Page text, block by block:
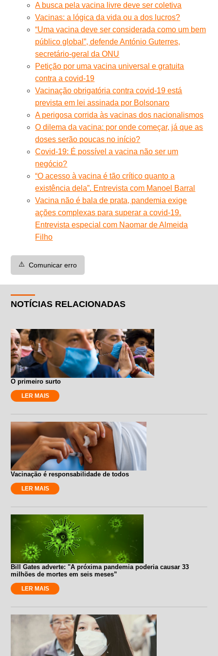
A busca pela vacina livre deve ser coletiva
Vacinas: a lógica da vida ou a dos lucros?
“Uma vacina deve ser considerada como um bem
público global”, defende António Guterres,
secretário-geral da ONU
Petição por uma vacina universal e gratuita
contra a covid-19
Vacinação obrigatória contra covid-19 está
prevista em lei assinada por Bolsonaro
A perigosa corrida às vacinas dos nacionalismos
O dilema da vacina: por onde começar, já que as
doses serão poucas no início?
Covid-19: É possível a vacina não ser um
negócio?
“O acesso à vacina é tão crítico quanto a
existência dela”. Entrevista com Manoel Barral
Vacina não é bala de prata, pandemia exige
ações complexas para superar a covid-19.
Entrevista especial com Naomar de Almeida
Filho
⚠️ Comunicar erro
NOTÍCIAS RELACIONADAS
O primeiro surto
LER MAIS
Vacinação é responsabilidade de todos
LER MAIS
Bill Gates adverte: "A próxima pandemia poderia causar 33
milhões de mortes em seis meses”
LER MAIS